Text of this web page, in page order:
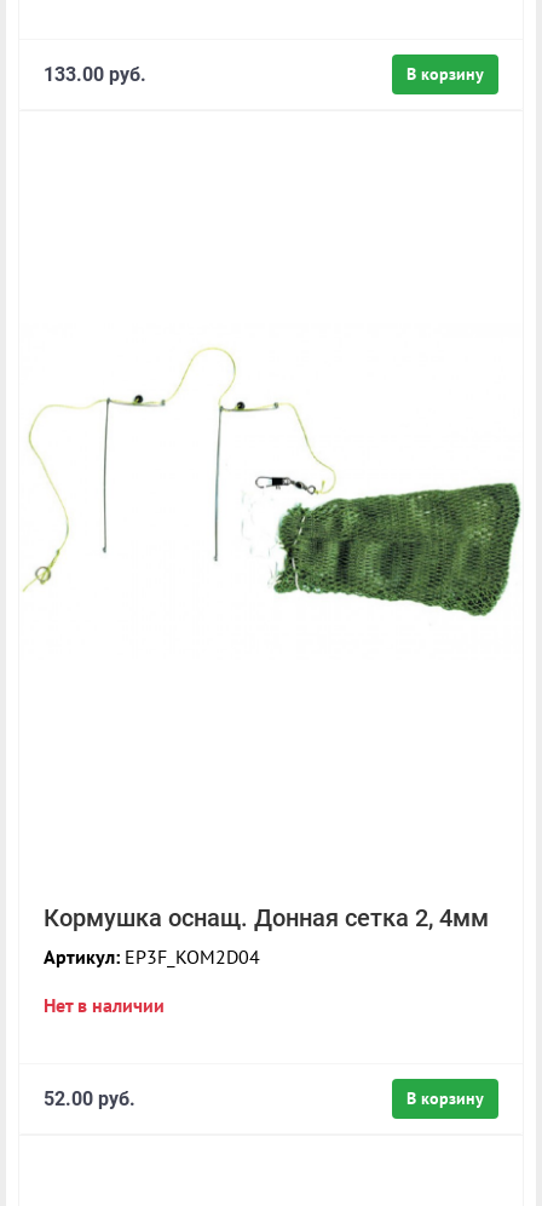
В корзину
133.00 руб.
Кормушка оснащ. Донная сетка 2, 4мм
Артикул: EP3F_KOM2D04
Нет в наличии
В корзину
52.00 руб.